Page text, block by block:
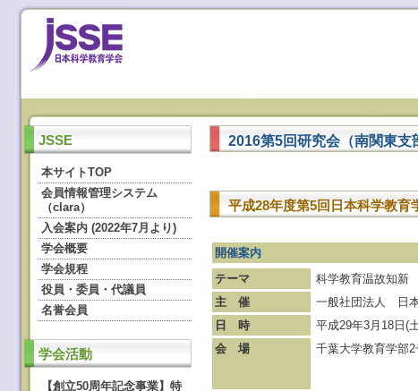
JSSE
本サイトTOP
会員情報管理システム
（clara）
入会案内 (2022年7月より)
学会概要
学会規程
役員・委員・代議員
名誉会員
学会活動
【創立50周年記念事業】特
2016第5回研究会（南関東支
平成28年度第5回日本科学教育
開催案内
テーマ
科学教育温故知新
主 催
一般社団法人 日
日 時
平成29年3月18日(
会 場
千葉大学教育学部